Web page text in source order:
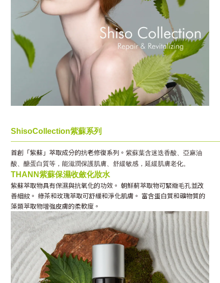
ShisoCollection紫蘇系列
首創「紫蘇」萃取成分的抗老修復系列。 紫蘇葉含迷迭香酸、亞麻油
酸、醣蛋白質等，能滋潤保護肌膚、舒緩敏感，延緩肌膚老化。
THANN紫蘇保濕收斂化妝水
紫蘇萃取物具有保濕與抗氧化的功效。 朝鮮薊萃取物可緊緻毛孔並改
善細紋。 綠茶和玫瑰萃取可舒緩和淨化肌膚。 富含蛋白質和礦物質的
藻類萃取物增強皮膚的柔軟度。